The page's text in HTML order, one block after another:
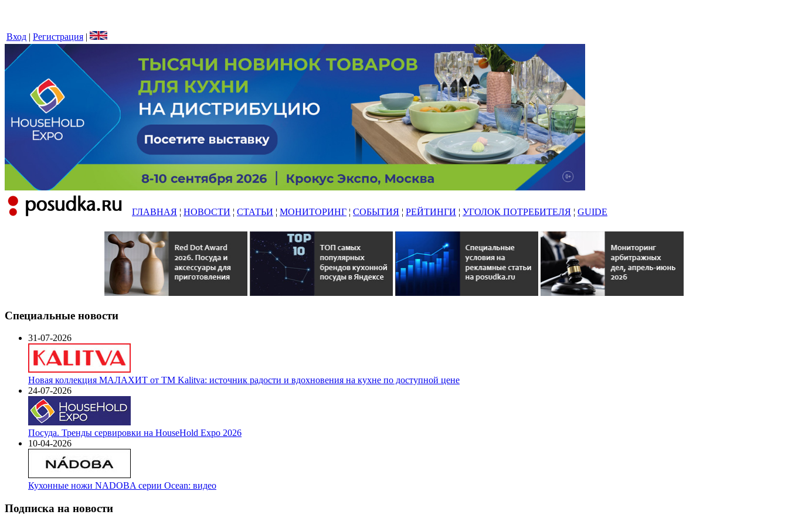
Вход | Регистрация |
ГЛАВНАЯ ¦ НОВОСТИ ¦ СТАТЬИ ¦ МОНИТОРИНГ ¦ СОБЫТИЯ ¦ РЕЙТИНГИ ¦ УГОЛОК ПОТРЕБИТЕЛЯ ¦ GUIDE
Специальные новости
31-07-2026
Новая коллекция МАЛАХИТ от ТМ Kalitva: источник радости и вдохновения на кухне по доступной цене
24-07-2026
Посуда. Тренды сервировки на HouseHold Expo 2026
10-04-2026
Кухонные ножи NADOBA серии Ocean: видео
Подписка на новости